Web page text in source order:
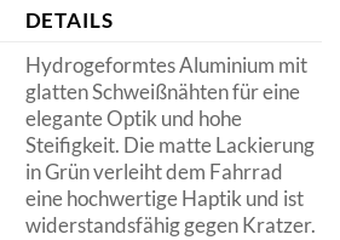
DETAILS
Hydrogeformtes Aluminium mit
glatten Schweißnähten für eine
elegante Optik und hohe
Steifigkeit. Die matte Lackierung
in Grün verleiht dem Fahrrad
eine hochwertige Haptik und ist
widerstandsfähig gegen Kratzer.